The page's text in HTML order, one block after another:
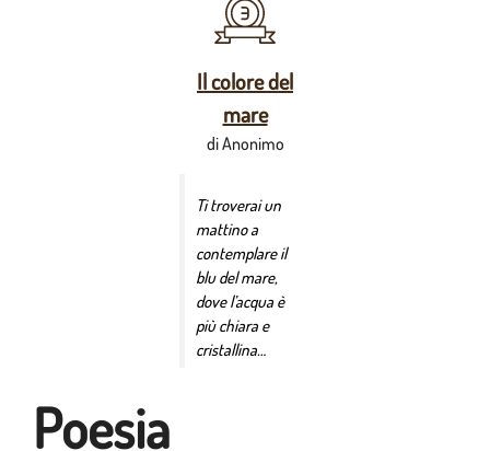
Il colore del
mare
di Anonimo
Ti troverai un
mattino a
contemplare il
blu del mare,
dove l’acqua è
più chiara e
cristallina…
Poesia